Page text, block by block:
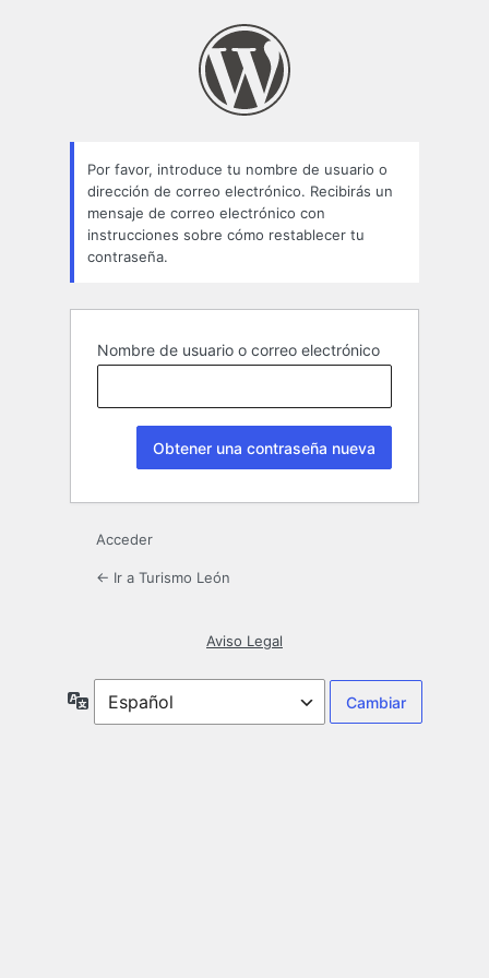
Por favor, introduce tu nombre de usuario o
dirección de correo electrónico. Recibirás un
mensaje de correo electrónico con
instrucciones sobre cómo restablecer tu
contraseña.
Nombre de usuario o correo electrónico
Acceder
← Ir a Turismo León
Aviso Legal
Idioma